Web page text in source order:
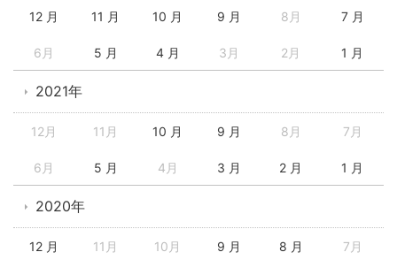
12 月 11 月 10 月 9 月 8月 7 月
6月 5 月 4 月 3月 2月 1 月
2021年
12月 11月 10 月 9 月 8月 7月
6月 5 月 4月 3 月 2 月 1 月
2020年
12 月 11月 10月 9 月 8 月 7月